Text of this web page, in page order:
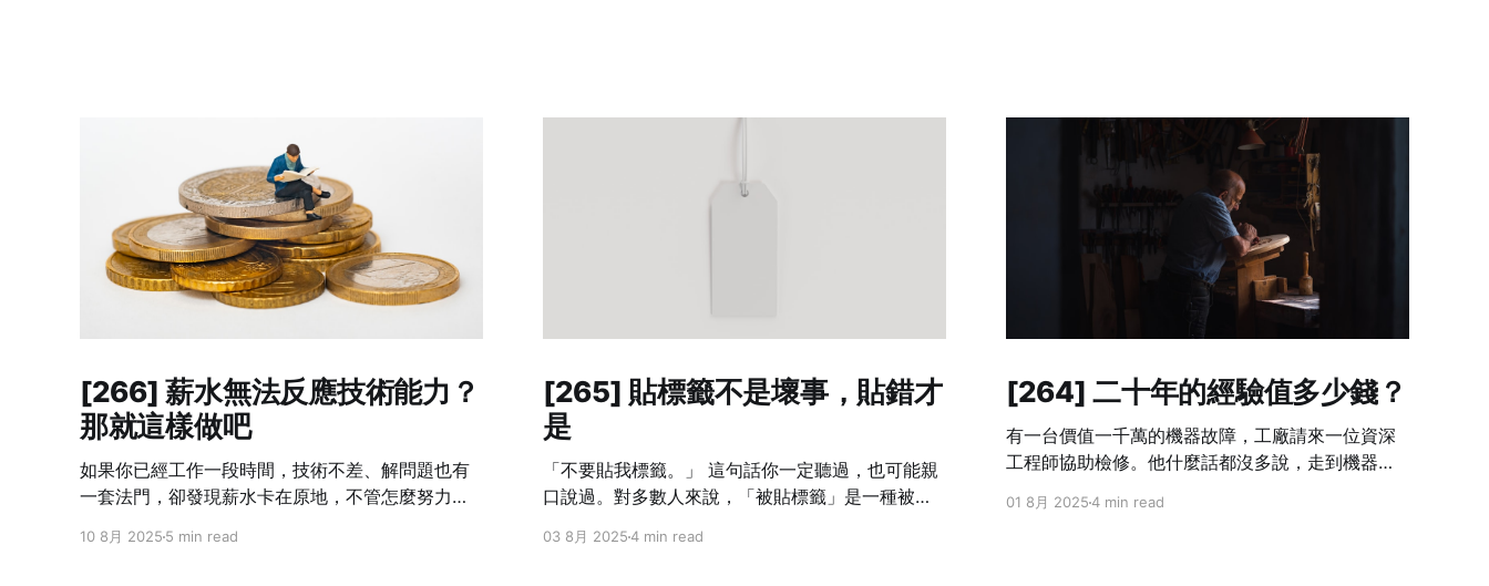
[266] 薪水無法反應技術能力？
那就這樣做吧
如果你已經工作一段時間，技術不差、解問題也有
一套法門，卻發現薪水卡在原地，不管怎麼努力都
常態。 我也曾經這樣想過：「我現在的貢獻，真的
10 8月 2025 5 min read
[265] 貼標籤不是壞事，貼錯才
是
「不要貼我標籤。」 這句話你一定聽過，也可能親
口說過。對多數人來說，「被貼標籤」是一種被簡
成負面詞彙，是許多社會爭議與人際衝突的來源。
03 8月 20254 min read
[264] 二十年的經驗值多少錢？
有一台價值一千萬的機器故障，工廠請來一位資深
工程師協助檢修。他什麼話都沒多說，走到機器旁
地調整了一顆幾乎沒人注意的小螺絲。幾秒後，機
01 8月 20254 min read